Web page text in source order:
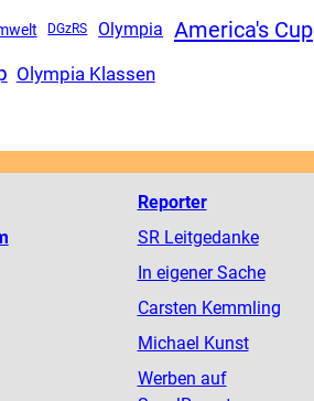
DGzRS Olympia America's Cup
Olympia Klassen
Reporter
SR Leitgedanke
In eigener Sache
Carsten Kemmling
Michael Kunst
Werben auf